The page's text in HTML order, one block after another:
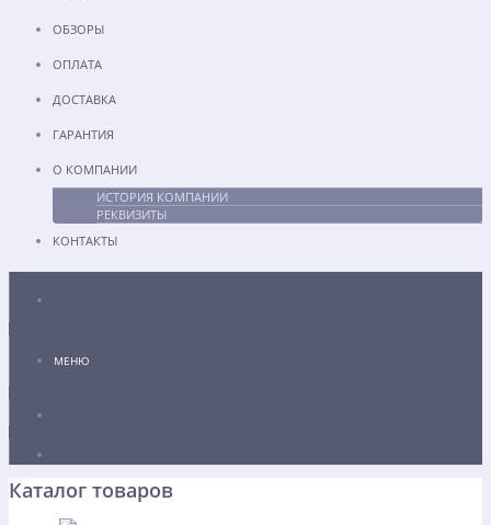
ОБЗОРЫ
ОПЛАТА
ДОСТАВКА
ГАРАНТИЯ
О КОМПАНИИ
ИСТОРИЯ КОМПАНИИ
РЕКВИЗИТЫ
КОНТАКТЫ
МЕНЮ
Каталог товаров